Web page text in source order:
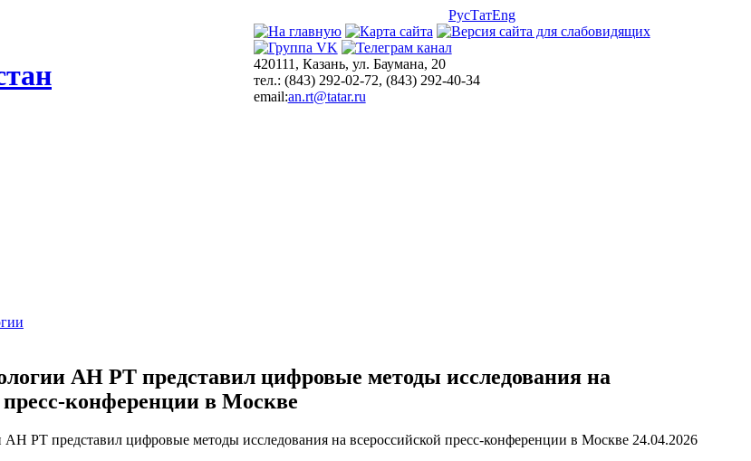
РусТатEng
420111, Казань, ул. Баумана, 20
тел.: (843) 292-02-72, (843) 292-40-34
email:an.rt@tatar.ru
АН РТ представил цифровые методы исследования на
пресс-конференции в Москве
24.04.2026